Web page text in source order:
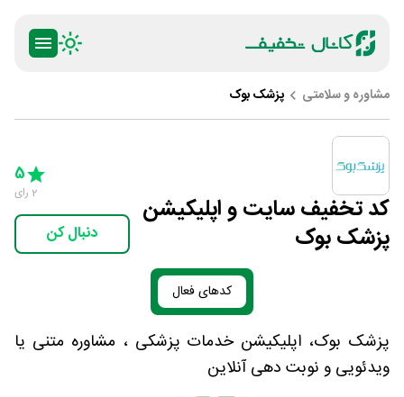
مشاوره و سلامتی پزشک بوک
کد تخفیف سایت و اپلیکیشن
پزشک بوک
5 Stars
5
2 رای
دنبال کن
کدهای فعال
پزشک بوک، اپلیکیشن خدمات پزشکی ، مشاوره متنی یا
ویدئویی و نوبت دهی آنلاین